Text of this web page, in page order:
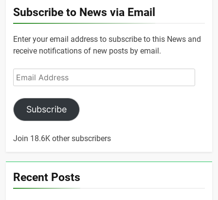
Subscribe to News via Email
Enter your email address to subscribe to this News and
receive notifications of new posts by email.
Email
Address
Subscribe
Join 18.6K other subscribers
Recent Posts